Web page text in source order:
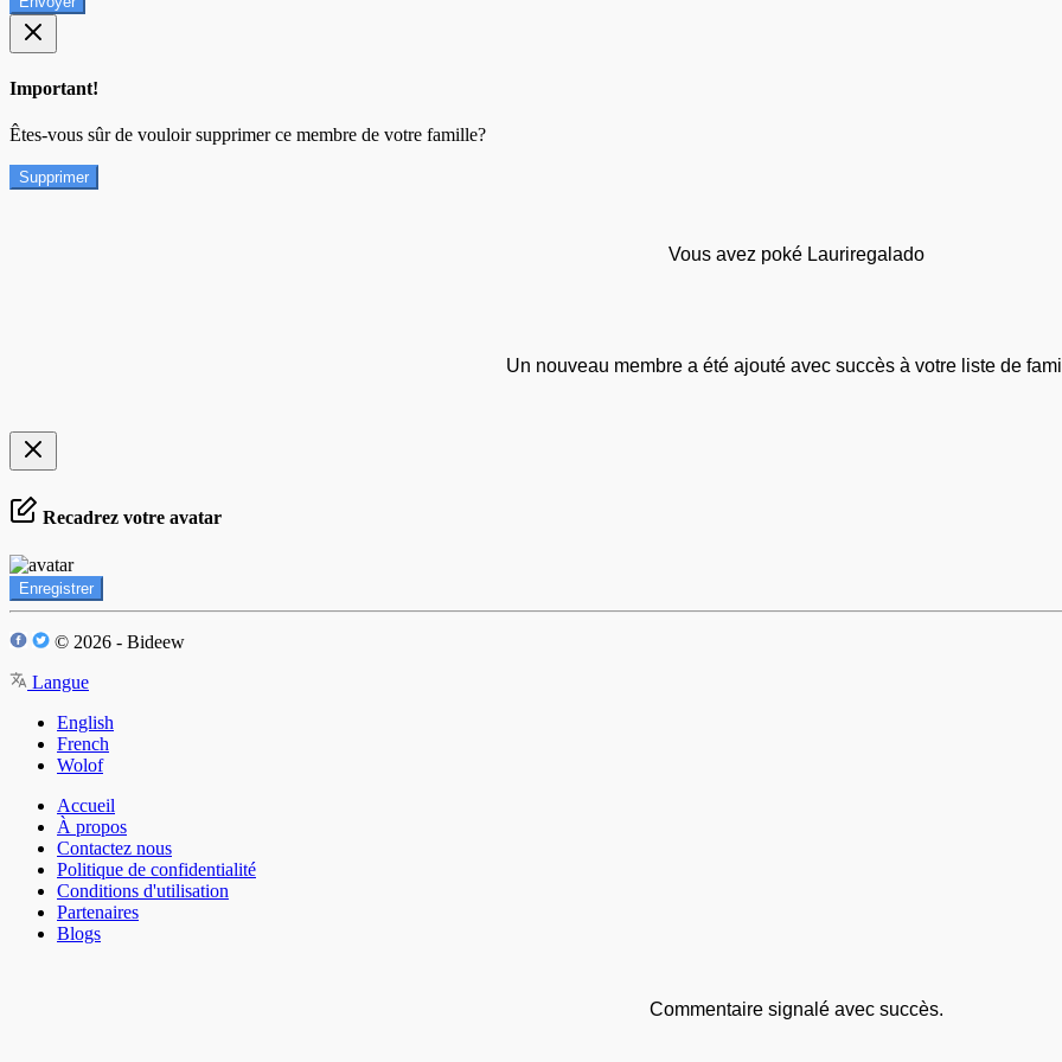
Important!
Êtes-vous sûr de vouloir supprimer ce membre de votre famille?
Supprimer
Vous avez poké Lauriregalado
Un nouveau membre a été ajouté avec succès à votre liste de
Recadrez votre avatar
Enregistrer
© 2026 - Bideew
Langue
English
French
Wolof
Accueil
À propos
Contactez nous
Politique de confidentialité
Conditions d'utilisation
Partenaires
Blogs
Commentaire signalé avec succès.